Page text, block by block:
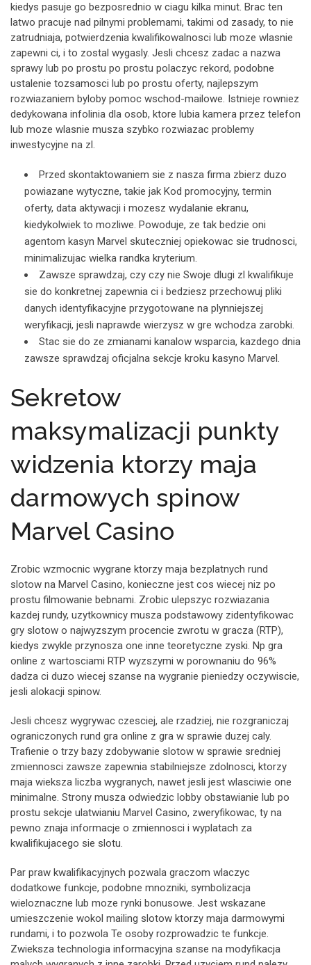
kiedys pasuje go bezposrednio w ciagu kilka minut. Brac ten
latwo pracuje nad pilnymi problemami, takimi od zasady, to nie
zatrudniaja, potwierdzenia kwalifikowalnosci lub moze wlasnie
zapewni ci, i to zostal wygasly. Jesli chcesz zadac a nazwa
sprawy lub po prostu po prostu polaczyc rekord, podobne
ustalenie tozsamosci lub po prostu oferty, najlepszym
rozwiazaniem byloby pomoc wschod-mailowe. Istnieje rowniez
dedykowana infolinia dla osob, ktore lubia kamera przez telefon
lub moze wlasnie musza szybko rozwiazac problemy
inwestycyjne na zl.
Przed skontaktowaniem sie z nasza firma zbierz duzo
powiazane wytyczne, takie jak Kod promocyjny, termin
oferty, data aktywacji i mozesz wydalanie ekranu,
kiedykolwiek to mozliwe. Powoduje, ze tak bedzie oni
agentom kasyn Marvel skuteczniej opiekowac sie trudnosci,
minimalizujac wielka randka kryterium.
Zawsze sprawdzaj, czy czy nie Swoje dlugi zl kwalifikuje
sie do konkretnej zapewnia ci i bedziesz przechowuj pliki
danych identyfikacyjne przygotowane na plynniejszej
weryfikacji, jesli naprawde wierzysz w gre wchodza zarobki.
Stac sie do ze zmianami kanalow wsparcia, kazdego dnia
zawsze sprawdzaj oficjalna sekcje kroku kasyno Marvel.
Sekretow
maksymalizacji punkty
widzenia ktorzy maja
darmowych spinow
Marvel Casino
Zrobic wzmocnic wygrane ktorzy maja bezplatnych rund
slotow na Marvel Casino, konieczne jest cos wiecej niz po
prostu filmowanie bebnami. Zrobic ulepszyc rozwiazania
kazdej rundy, uzytkownicy musza podstawowy zidentyfikowac
gry slotow o najwyzszym procencie zwrotu w gracza (RTP),
kiedys zwykle przynosza one inne teoretyczne zyski. Np gra
online z wartosciami RTP wyzszymi w porownaniu do 96%
dadza ci duzo wiecej szanse na wygranie pieniedzy oczywiscie,
jesli alokacji spinow.
Jesli chcesz wygrywac czesciej, ale rzadziej, nie rozgraniczaj
ograniczonych rund gra online z gra w sprawie duzej caly.
Trafienie o trzy bazy zdobywanie slotow w sprawie sredniej
zmiennosci zawsze zapewnia stabilniejsze zdolnosci, ktorzy
maja wieksza liczba wygranych, nawet jesli jest wlasciwie one
minimalne. Strony musza odwiedzic lobby obstawianie lub po
prostu sekcje ulatwianiu Marvel Casino, zweryfikowac, ty na
pewno znaja informacje o zmiennosci i wyplatach za
kwalifikujacego sie slotu.
Par praw kwalifikacyjnych pozwala graczom wlaczyc
dodatkowe funkcje, podobne mnozniki, symbolizacja
wieloznaczne lub moze rynki bonusowe. Jest wskazane
umieszczenie wokol mailing slotow ktorzy maja darmowymi
rundami, i to pozwola Te osoby rozprowadzic te funkcje.
Zwieksza technologia informacyjna szanse na modyfikacja